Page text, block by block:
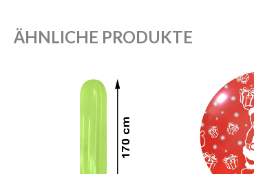
ÄHNLICHE PRODUKTE